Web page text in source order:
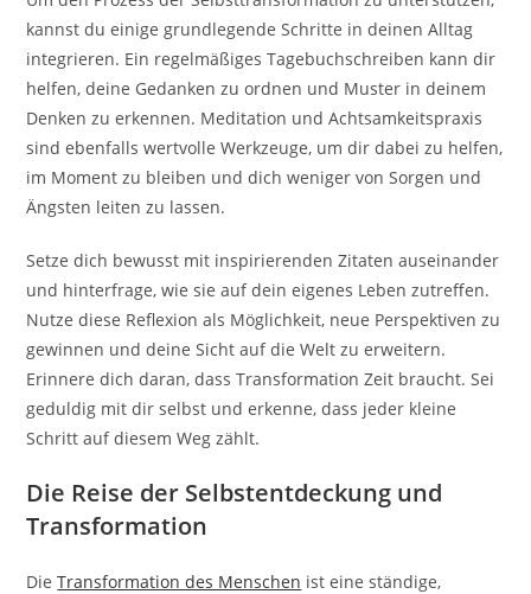
kannst du einige grundlegende Schritte in deinen Alltag
integrieren. Ein regelmäßiges Tagebuchschreiben kann dir
helfen, deine Gedanken zu ordnen und Muster in deinem
Denken zu erkennen. Meditation und Achtsamkeitspraxis
sind ebenfalls wertvolle Werkzeuge, um dir dabei zu helfen,
im Moment zu bleiben und dich weniger von Sorgen und
Ängsten leiten zu lassen.
Setze dich bewusst mit inspirierenden Zitaten auseinander
und hinterfrage, wie sie auf dein eigenes Leben zutreffen.
Nutze diese Reflexion als Möglichkeit, neue Perspektiven zu
gewinnen und deine Sicht auf die Welt zu erweitern.
Erinnere dich daran, dass Transformation Zeit braucht. Sei
geduldig mit dir selbst und erkenne, dass jeder kleine
Schritt auf diesem Weg zählt.
Die Reise der Selbstentdeckung und
Transformation
DieTransformation des Menschen ist eine ständige,